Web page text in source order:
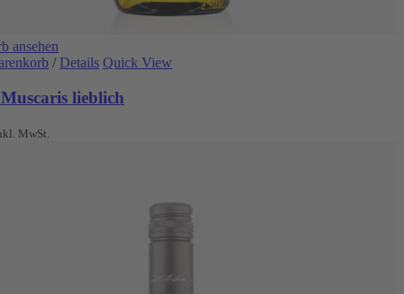
ansehen
/ Details Quick View
lieblich
MwSt.